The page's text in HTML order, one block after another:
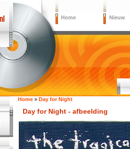
Home Nieuw
Home » Day for Night
Day for Night - afbeelding